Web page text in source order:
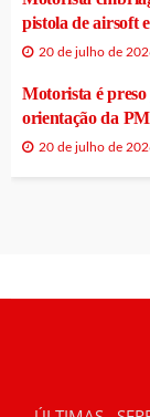
pistola de airsoft
20 de julho de
Motorista é preso
orientação da
20 de julho de